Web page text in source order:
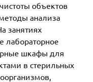
объектов
анализа
занятиях
лабораторное
шкафы для
в стерильных